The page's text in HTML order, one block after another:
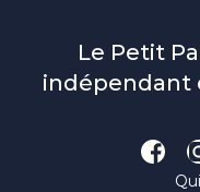
Le Petit
indépendant